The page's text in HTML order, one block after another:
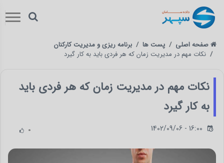
صفحه اصلی پست ها
برنامه ریزی و مدیریت کارکنان
نکات مهم در مدیریت زمان که هر فردی باید به کار گیرد
نکات مهم در مدیریت زمان که هر فردی باید
به کار گیرد
0 1402/09/06 - 16:00